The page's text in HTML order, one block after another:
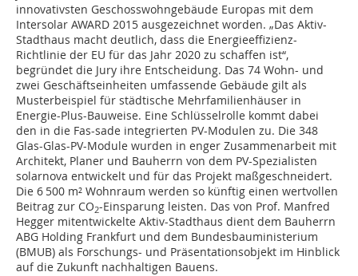
innovativsten Geschosswohngebäude Europas mit dem
Intersolar AWARD 2015 ausgezeichnet worden. „Das Aktiv-
Stadthaus macht deutlich, dass die Energieeffizienz-
Richtlinie der EU für das Jahr 2020 zu schaffen ist“,
begründet die Jury ihre Entscheidung. Das 74 Wohn- und
zwei Geschäftseinheiten umfassende Gebäude gilt als
Musterbeispiel für städtische Mehrfamilienhäuser in
Energie-Plus-Bauweise. Eine Schlüsselrolle kommt dabei
den in die Fas-sade integrierten PV-Modulen zu. Die 348
Glas-Glas-PV-Module wurden in enger Zusammenarbeit mit
Architekt, Planer und Bauherrn von dem PV-Spezialisten
solarnova entwickelt und für das Projekt maßgeschneidert.
Die 6 500 m² Wohnraum werden so künftig einen wertvollen
Beitrag zur CO2-Einsparung leisten. Das von Prof. Manfred
Hegger mitentwickelte Aktiv-Stadthaus dient dem Bauherrn
ABG Holding Frankfurt und dem Bundesbauministerium
(BMUB) als Forschungs- und Präsentationsobjekt im Hinblick
auf die Zukunft nachhaltigen Bauens.